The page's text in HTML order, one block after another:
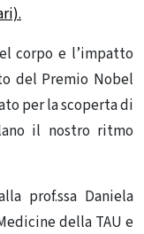
corpo e l’impatto
del Premio Nobel
per la scoperta di
il nostro ritmo
prof.ssa Daniela
della TAU e